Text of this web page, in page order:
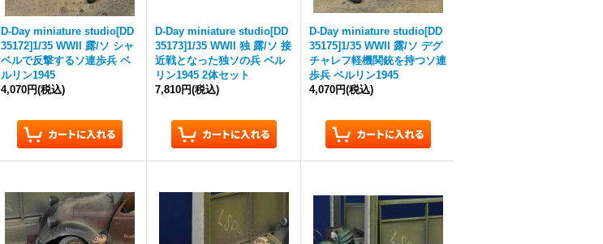
D-Day miniature studio[DD
35172]1/35 WWII 露/ソ シャ
ベルで反撃するソ連歩兵 ベ
ルリン1945
4,070円(税込)
D-Day miniature studio[DD
35173]1/35 WWII 独 露/ソ 接
近戦となった独ソの兵 ベル
リン1945 2体セット
7,810円(税込)
D-Day miniature studio[DD
35175]1/35 WWII 露/ソ デグ
チャレフ軽機関銃を持つソ連
歩兵 ベルリン1945
4,070円(税込)